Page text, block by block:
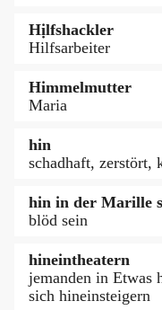
Hịlfshackler
Hilfsarbeiter
Himmelmutter
Maria
hin
schadhaft, zerstört,
hin in der Marille
blöd sein
hineintheatern
jemanden in Etwas
sich hineinsteigern